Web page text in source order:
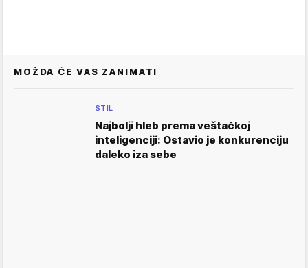
MOŽDA ĆE VAS ZANIMATI
STIL
Najbolji hleb prema veštačkoj
inteligenciji: Ostavio je konkurenciju
daleko iza sebe